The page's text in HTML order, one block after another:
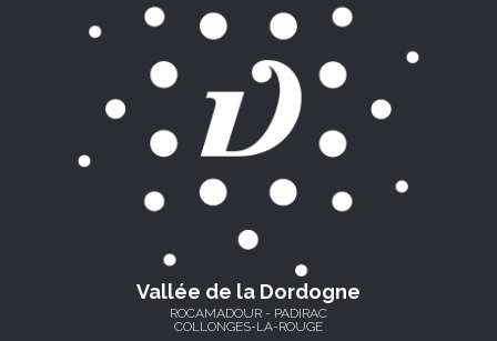
Vallée de la Dordogne
ROCAMADOUR - PADIRAC
COLLONGES-LA-ROUGE